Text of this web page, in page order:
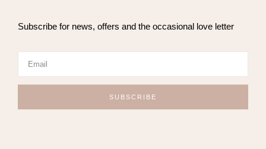
Subscribe for news, offers and the occasional love letter
SUBSCRIBE